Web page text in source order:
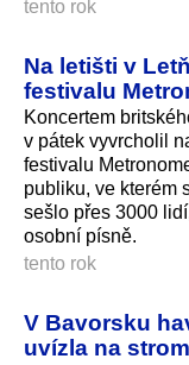
tento rok
Na letišti v
festivalu
Koncertem
v pátek vyvrcholil
festivalu
publiku, ve kterém
sešlo přes 3000
osobní písně.
tento rok
V Bavorsku
uvízla na